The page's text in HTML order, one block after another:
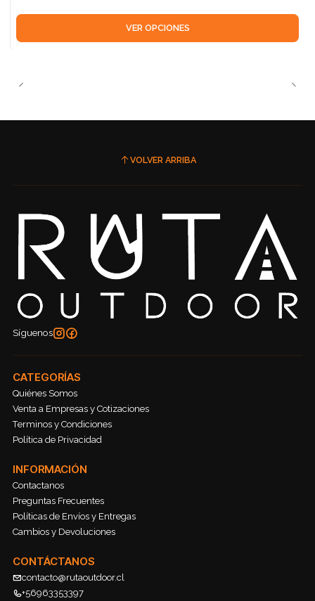
VER OPCIONES
VOLVER ARRIBA
Síguenos
CATEGORÍAS
Quiénes Somos
Venta a Empresas y Cotizaciones
Terminos y Condiciones
Política de Privacidad
INFORMACIÓN
Contactanos
Preguntas Frecuentes
Políticas de Envíos y Entregas
Cambios y Devoluciones
CONTÁCTANOS
contacto@rutaoutdoor.cl
+56963353397